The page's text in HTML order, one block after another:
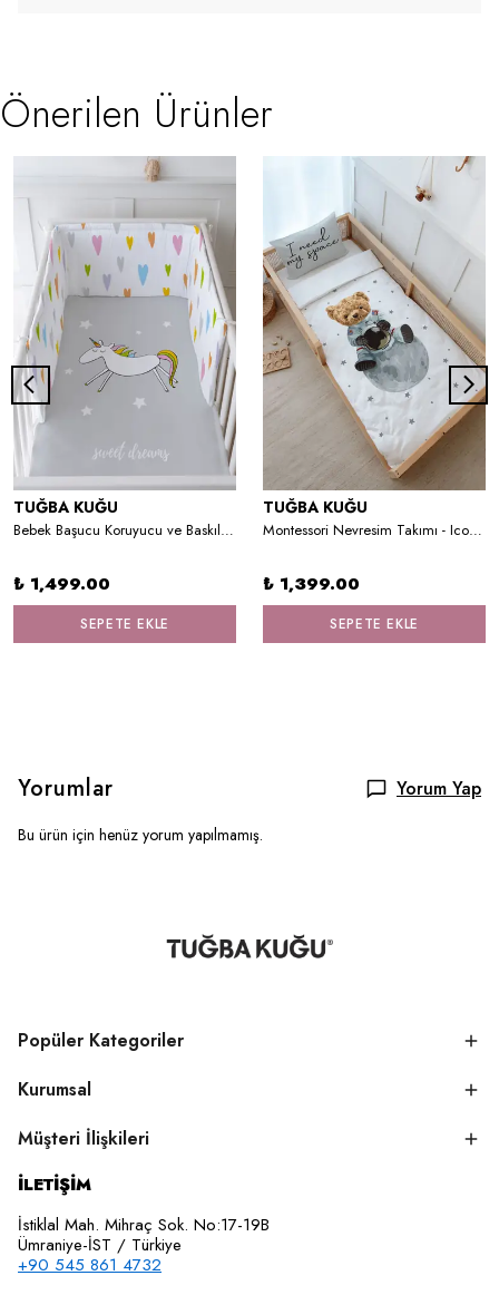
Önerilen Ürünler
TUĞBA KUĞU
Bebek Başucu Koruyucu ve Baskılı Çarşaflı Uyku Seti - Pure Baby Serisi - Doodle Unicorn
₺ 1,499.00
SEPETE EKLE
TUĞBA KUĞU
Montessori Nevresim Takımı - Iconic Serisi - Astronot Ayıcık
₺ 1,399.00
SEPETE EKLE
Yorumlar Yorum Yap
Bu ürün için henüz yorum yapılmamış.
Popüler Kategoriler
Kurumsal
Müşteri İlişkileri
İLETİŞİM
İstiklal Mah. Mihraç Sok. No:17-19B
Ümraniye-İST / Türkiye
+90 545 861 4732